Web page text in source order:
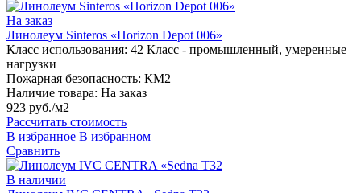
На заказ
Линолеум Sinteros «Horizon Depot 006»
Класс использования: 42 Класс - промышленный, умеренные
нагрузки
Пожарная безопасность: КМ2
Наличие товара: На заказ
923 руб./м2
Рассчитать стоимость
В избранное В избранном
Сравнить
В наличии